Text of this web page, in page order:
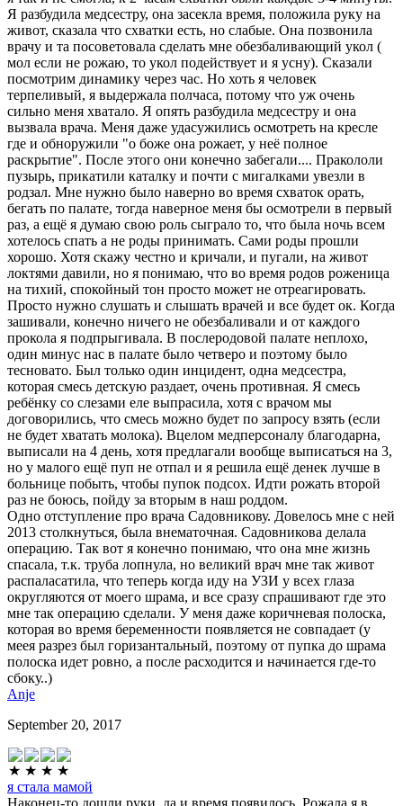
Я разбудила медсестру, она засекла время, положила руку на
живот, сказала что схватки есть, но слабые. Она позвонила
врачу и та посоветовала сделать мне обезбаливающий укол (
мол если не рожаю, то укол подействует и я усну). Сказали
посмотрим динамику через час. Но хоть я человек
терпеливый, я выдержала полчаса, потому что уж очень
сильно меня хватало. Я опять разбудила медсестру и она
вызвала врача. Меня даже удасужились осмотреть на кресле
где и обноружили "о боже она рожает, у неё полное
раскрытие". После этого они конечно забегали.... Пракололи
пузырь, прикатили каталку и почти с мигалками увезли в
родзал. Мне нужно было наверно во время схваток орать,
бегать по палате, тогда наверное меня бы осмотрели в первый
раз, а ещё я думаю свою роль сыграло то, что была ночь всем
хотелось спать а не роды принимать. Сами роды прошли
хорошо. Хотя скажу честно и кричали, и пугали, на живот
локтями давили, но я понимаю, что во время родов роженица
на тихий, спокойный тон просто может не отреагировать.
Просто нужно слушать и слышать врачей и все будет ок. Когда
зашивали, конечно ничего не обезбаливали и от каждого
прокола я подпрыгивала. В послеродовой палате неплохо,
один минус нас в палате было четверо и поэтому было
тесновато. Был только один инцидент, одна медсестра,
которая смесь детскую раздает, очень противная. Я смесь
ребёнку со слезами еле выпрасила, хотя с врачом мы
договорились, что смесь можно будет по запросу взять (если
не будет хватать молока). Вцелом медперсоналу благодарна,
выписали на 4 день, хотя предлагали вообще выписаться на 3,
но у малого ещё пуп не отпал и я решила ещё денек лучше в
больнице побыть, чтобы пупок подсох. Идти рожать второй
раз не боюсь, пойду за вторым в наш роддом.
Одно отступление про врача Садовникову. Довелось мне с ней
2013 столкнуться, была внематочная. Садовникова делала
операцию. Так вот я конечно понимаю, что она мне жизнь
спасала, т.к. труба лопнула, но великий врач мне так живот
распаласатила, что теперь когда иду на УЗИ у всех глаза
округляются от моего шрама, и все сразу спрашивают где это
мне так операцию сделали. У меня даже коричневая полоска,
которая во время беременности появляется не совпадает (у
меея разрез был горизантальный, поэтому от пупка до шрама
полоска идет ровно, а после расходится и начинается где-то
сбоку..)
Anje
September 20, 2017
я стала мамой
Наконец-то дошли руки, да и время появилось. Рожала я в